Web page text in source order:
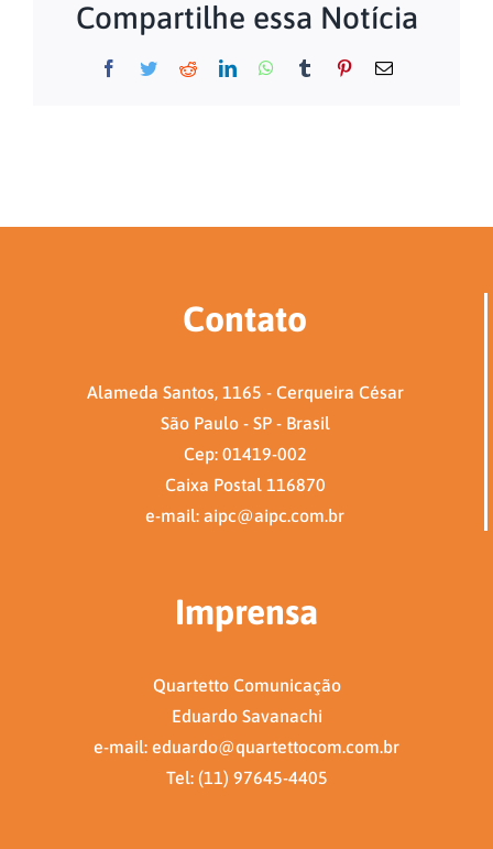
Compartilhe essa Notícia
Facebook
TwitterRedditLinkedInWhatsApp
Tumblr Pinterest
E-
Contato
Alameda Santos, 1165 - Cerqueira César
São Paulo - SP - Brasil
Cep: 01419-002
Caixa Postal 116870
e-mail: aipc@aipc.com.br
Imprensa
Quartetto Comunicação
Eduardo Savanachi
e-mail: eduardo@quartettocom.com.br
Tel: (11) 97645-4405